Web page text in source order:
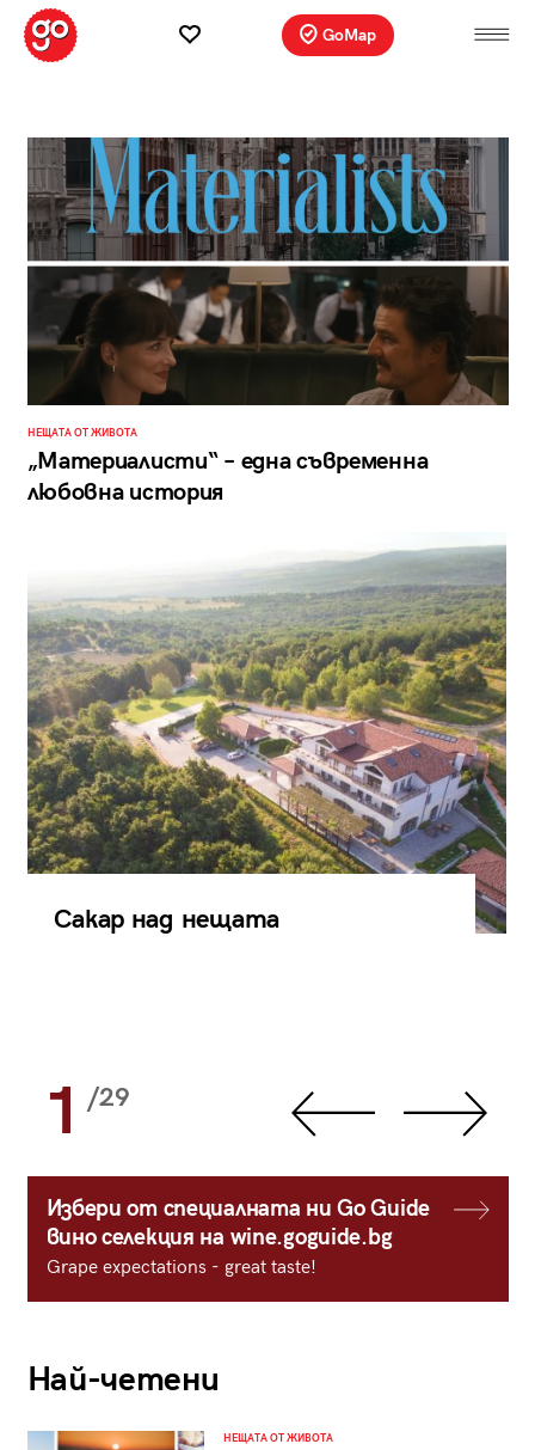
GoMap
НЕЩАТА ОТ ЖИВОТА
„Материалисти“ – една съвременна
любовна история
Сакар над нещата
1 /29
Избери от специалната ни Go Guide
вино селекция на wine.goguide.bg
Grape expectations - great taste!
Най-четени
НЕЩАТА ОТ ЖИВОТА